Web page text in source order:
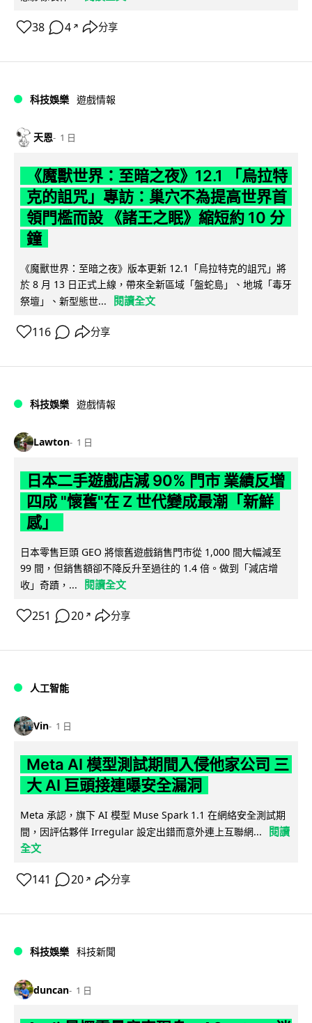
38 4 ↗ 分享
科技娛樂 遊戲情報
天恩 1 日
《魔獸世界：至暗之夜》12.1 「烏拉特
克的詛咒」專訪：巢穴不為提高世界首
領門檻而設 《諸王之眠》縮短約 10 分
鐘
《魔獸世界：至暗之夜》版本更新 12.1「烏拉特克的詛咒」將
於 8 月 13 日正式上線，帶來全新區域「盤蛇島」、地城「毒牙
祭壇」、新型態世...
閱讀全文
116 分享
科技娛樂 遊戲情報
Lawton 1 日
日本二手遊戲店減 90% 門市 業績反增
四成 "懷舊"在 Z 世代變成最潮「新鮮
感」
日本零售巨頭 GEO 將懷舊遊戲銷售門市從 1,000 間大幅減至
99 間，但銷售額卻不降反升至過往的 1.4 倍。做到「減店增
收」奇蹟，...
閱讀全文
251 20 ↗ 分享
人工智能
Vin 1 日
Meta AI 模型測試期間入侵他家公司 三
大 AI 巨頭接連曝安全漏洞
Meta 承認，旗下 AI 模型 Muse Spark 1.1 在網絡安全測試期
間，因評估夥伴 Irregular 設定出錯而意外連上互聯網...
閱讀
全文
141 20 ↗ 分享
科技娛樂 科技新聞
duncan 1 日